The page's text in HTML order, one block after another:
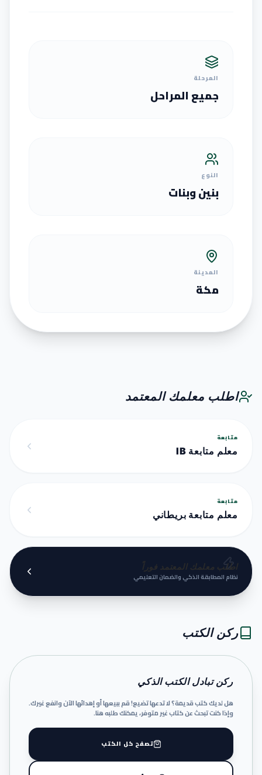
المرحلة
جميع المراحل
النوع
بنين وبنات
المدينة
مكة
اطلب معلمك المعتمد
متابعة
معلم متابعة IB
متابعة
معلم متابعة بريطاني
اطلب معلمك المعتمد فوراً
نظام المطابقة الذكي والضمان التعليمي
ركن الكتب
ركن تبادل الكتب الذكي
هل لديك كتب قديمة؟ لا تدعها تضيع! قم ببيعها أو إهدائها الآن وانفع غيرك.
وإذا كنت تبحث عن كتاب غير متوفر، يمكنك طلبه هنا.
تصفح كل الكتب